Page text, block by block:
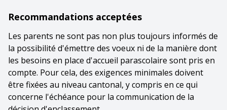
Recommandations acceptées
Les parents ne sont pas non plus toujours informés de
la possibilité d'émettre des voeux ni de la manière dont
les besoins en place d'accueil parascolaire sont pris en
compte. Pour cela, des exigences minimales doivent
être fixées au niveau cantonal, y compris en ce qui
concerne l'échéance pour la communication de la